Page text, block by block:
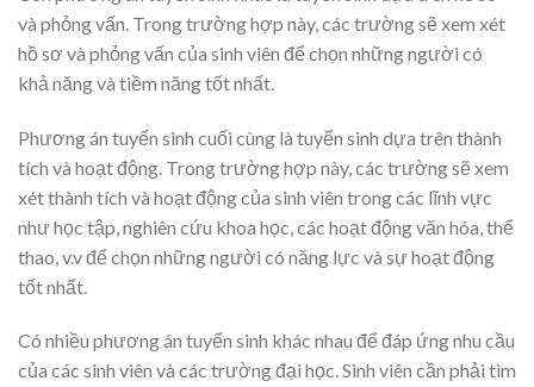
và phỏng vấn. Trong trường hợp này, các trường sẽ xem xét
hồ sơ và phỏng vấn của sinh viên để chọn những người có
khả năng và tiềm năng tốt nhất.
Phương án tuyển sinh cuối cùng là tuyển sinh dựa trên thành
tích và hoạt động. Trong trường hợp này, các trường sẽ xem
xét thành tích và hoạt động của sinh viên trong các lĩnh vực
như học tập, nghiên cứu khoa học, các hoạt động văn hóa, thể
thao, v.v để chọn những người có năng lực và sự hoạt động
tốt nhất.
Có nhiều phương án tuyển sinh khác nhau để đáp ứng nhu cầu
của các sinh viên và các trường đại học. Sinh viên cần phải tìm